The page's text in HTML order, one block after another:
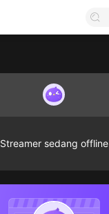
Streamer sedang offline